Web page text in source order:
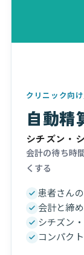
クリニック向
自動精
シチズン・
会計の待ち時
くする
患者さん
会計と締
シチズン
コンパク